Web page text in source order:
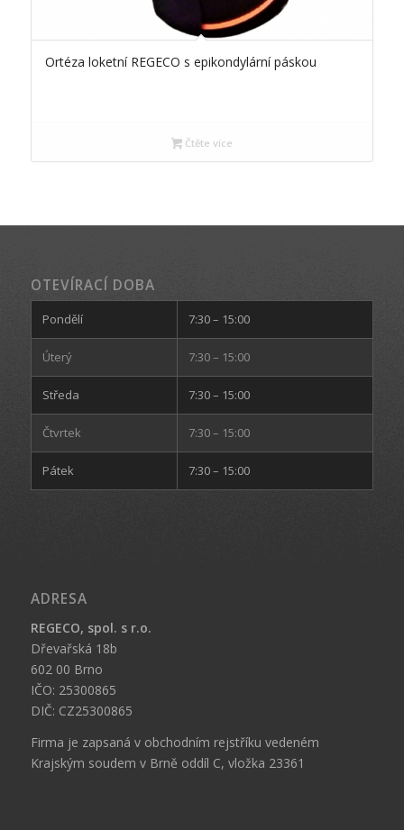
Ortéza loketní REGECO s epikondylární páskou
Čtěte více
OTEVÍRACÍ DOBA
Pondělí 7:30 – 15:00
Úterý 7:30 – 15:00
Středa 7:30 – 15:00
Čtvrtek 7:30 – 15:00
Pátek 7:30 – 15:00
ADRESA
REGECO, spol. s r.o.
Dřevařská 18b
602 00 Brno
IČO: 25300865
DIČ: CZ25300865
Firma je zapsaná v obchodním rejstříku vedeném
Krajským soudem v Brně oddíl C, vložka 23361